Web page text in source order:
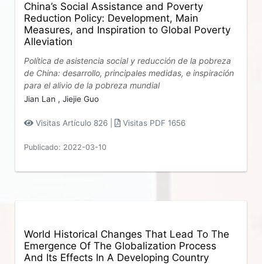
China’s Social Assistance and Poverty
Reduction Policy: Development, Main
Measures, and Inspiration to Global Poverty
Alleviation
Política de asistencia social y reducción de la pobreza
de China: desarrollo, principales medidas, e inspiración
para el alivio de la pobreza mundial
Jian Lan ,Jiejie Guo
Visitas Artículo 826 | Visitas PDF 1656
Publicado: 2022-03-10
World Historical Changes That Lead To The
Emergence Of The Globalization Process
And Its Effects In A Developing Country